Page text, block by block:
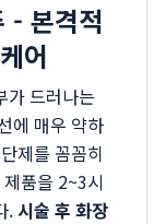
- 본격적
어
가 드러나는
에 매우 약하
제를 꼼꼼히
품을 2~3시
.시술 후 화장